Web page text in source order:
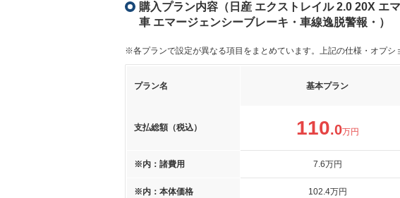
購入プラン内容（日産 エクストレイル 2.0 20X エ
車 エマージェンシーブレーキ・車線逸脱警報・）
※各プランで設定が異なる項目をまとめています。上記の仕様・オプシ
プラン名 基本プラン
支払総額（税込） 110.0万円
※内：諸費用 7.6万円
※内：本体価格 102.4万円